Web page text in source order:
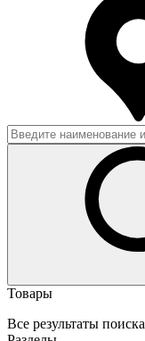
Товары
Все результаты поиска